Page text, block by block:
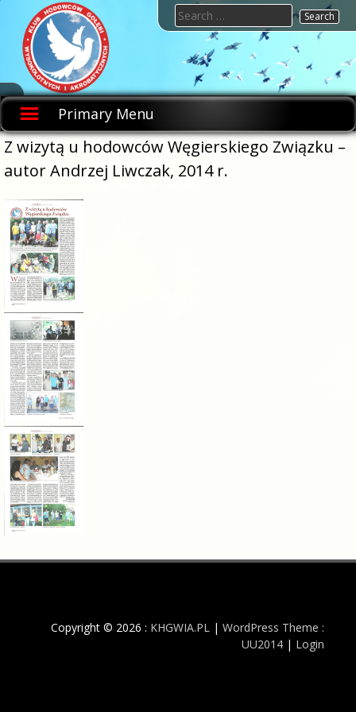
content
KHGWIA.PL
Klub
hodowców
gołębi
wysokolotnych
i
akrobatycznych
Primary Menu
Search
for:
Z wizytą u hodowców Węgierskiego Związku –
autor Andrzej Liwczak, 2014 r.
Copyright © 2026 : KHGWIA.PL | WordPress Theme :
UU2014 | Login